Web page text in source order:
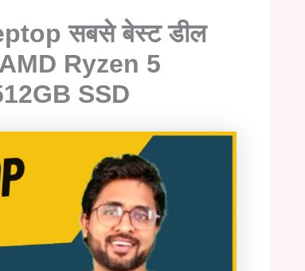
सबसे बेस्ट डील
Ryzen 5
SSD